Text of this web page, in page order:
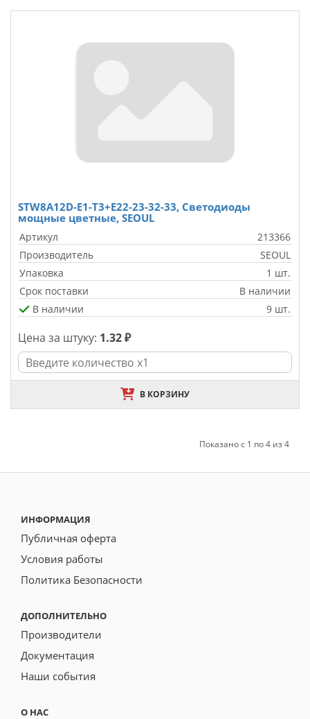
STW8A12D-E1-T3+E22-23-32-33, Светодиоды
мощные цветные, SEOUL
Артикул
213366
Производитель
SEOUL
Упаковка
1 шт.
Срок поставки
В наличии
В наличии
9 шт.
Цена за штуку: 1.32 ₽
В КОРЗИНУ
Показано с 1 по 4 из 4
ИНФОРМАЦИЯ
Публичная оферта
Условия работы
Политика Безопасности
ДОПОЛНИТЕЛЬНО
Производители
Документация
Наши события
О НАС